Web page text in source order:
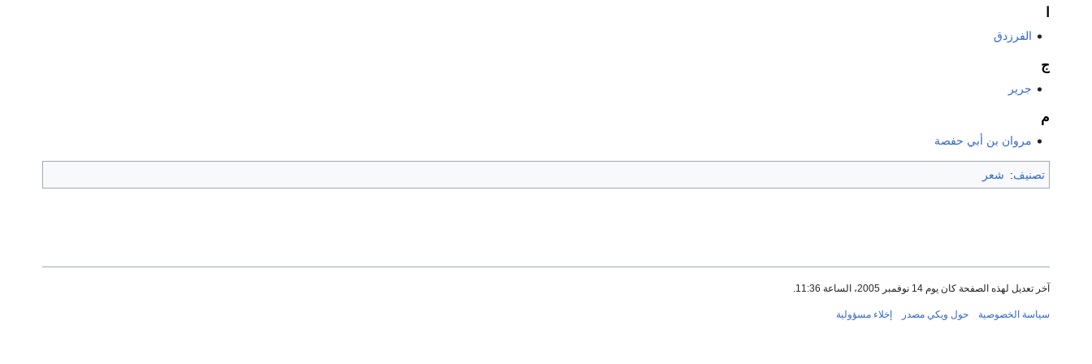
الفرزدق
ج
جرير
م
مروان بن أبي حفصة
تصنيف: شعر
آخر تعديل لهذه الصفحة كان يوم 14 نوفمبر 2005، الساعة 11:36.
سياسة الخصوصية حول ويكي مصدر إخلاء مسؤولية